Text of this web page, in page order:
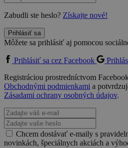
Zabudli ste heslo? Získajte nové!
Prihlásiť sa
Môžete sa prihlásiť aj pomocou
Prihlásiť sa cez Facebook
Registráciou prostredníctvom
Obchodnými podmienkami a
Zásadami ochrany osobných údajov.
Chcem dostávať e-maily s
novinkách, špeciálnych akciách a